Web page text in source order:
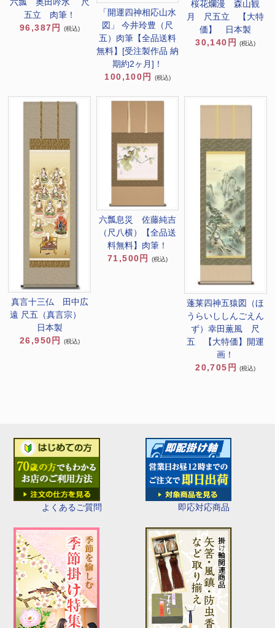
よくあるご質問 即応対応商品
五立 肉筆！
96,387円
(税込)
「開運四神相応山水
図」 今井玲豊（尺
五）肉筆【全品送料
無料】[受注製作品 納
期約2ヶ月]！
100,100円
(税込)
桜花爛漫 森山観
月 尺五立 【大特
価】 日本製
30,140円
(税込)
真言十三仏 田中広
遠 尺五（真言宗）
日本製
26,950円
(税込)
六瓢息災 佐藤純吉
（尺八横）【全品送
料無料】肉筆！
71,500円
(税込)
蓬莱四神五猿図（ほ
うらいししんごえん
ず）幸田薫風 尺
五 【大特価】開運
画！
20,705円
(税込)